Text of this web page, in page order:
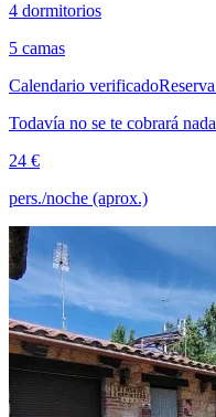
4 dormitorios
5 camas
Calendario verificado
Todavía no se te cobrará
24 €
pers./noche (aprox.)